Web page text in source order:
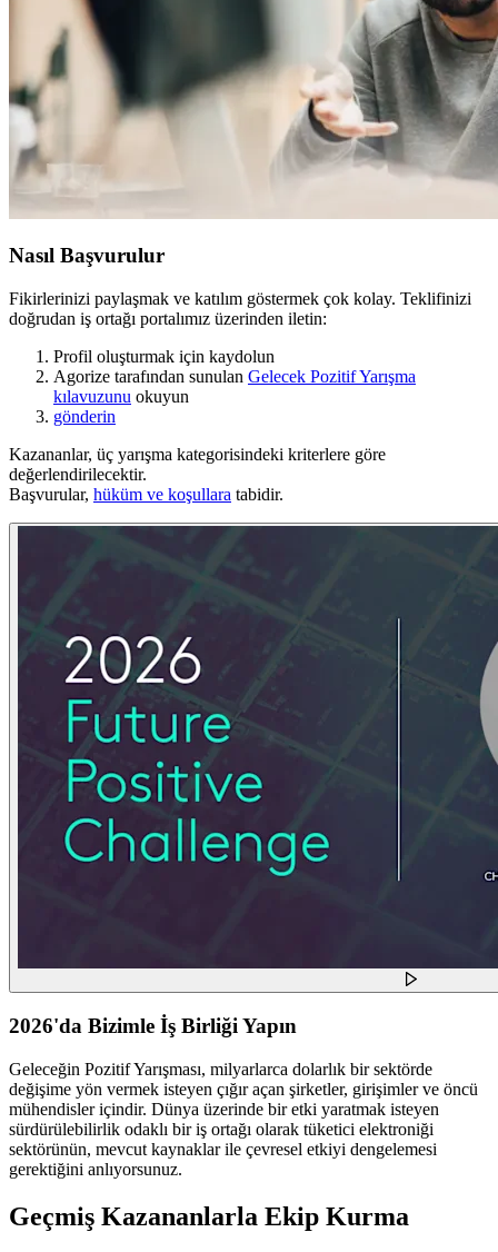
Nasıl Başvurulur
Fikirlerinizi paylaşmak ve katılım göstermek çok kolay. Teklifinizi
doğrudan iş ortağı portalımız üzerinden iletin:
Profil oluşturmak için kaydolun
Agorize tarafından sunulan Gelecek Pozitif Yarışma
kılavuzunu okuyun
gönderin
Kazananlar, üç yarışma kategorisindeki kriterlere göre
değerlendirilecektir.
Başvurular, hüküm ve koşullara tabidir.
2026'da Bizimle İş Birliği Yapın
Geleceğin Pozitif Yarışması, milyarlarca dolarlık bir sektörde
değişime yön vermek isteyen çığır açan şirketler, girişimler ve öncü
mühendisler içindir. Dünya üzerinde bir etki yaratmak isteyen
sürdürülebilirlik odaklı bir iş ortağı olarak tüketici elektroniği
sektörünün, mevcut kaynaklar ile çevresel etkiyi dengelemesi
gerektiğini anlıyorsunuz.
Geçmiş Kazananlarla Ekip Kurma